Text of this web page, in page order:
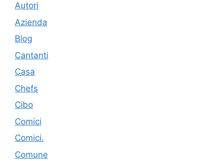
Autori
Azienda
Blog
Cantanti
Casa
Chefs
Cibo
Comici
Comici.
Comune